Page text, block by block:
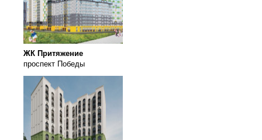
ЖК Притяжение
проспект Победы